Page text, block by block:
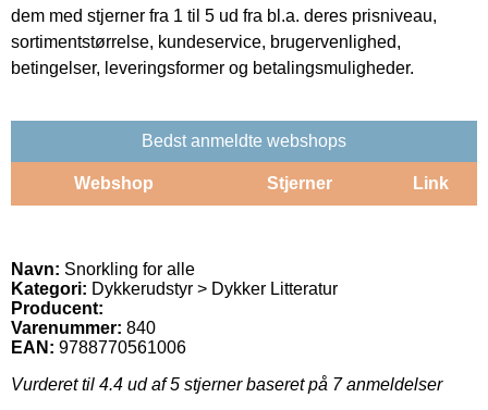
dem med stjerner fra 1 til 5 ud fra bl.a. deres prisniveau,
sortimentstørrelse, kundeservice, brugervenlighed,
betingelser, leveringsformer og betalingsmuligheder.
Bedst anmeldte webshops
Webshop Stjerner Link
Navn: Snorkling for alle
Kategori: Dykkerudstyr > Dykker Litteratur
Producent:
Varenummer: 840
EAN: 9788770561006
Vurderet til 4.4 ud af 5 stjerner baseret på 7anmeldelser